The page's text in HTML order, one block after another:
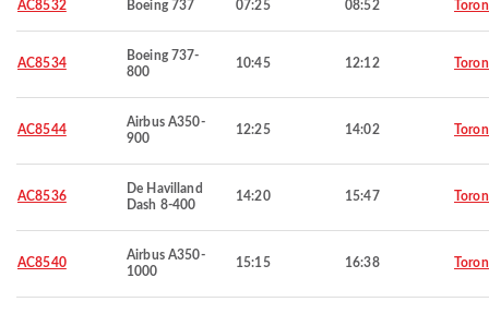
AC8532 Boeing 737 07:25 08:52
AC8534
Boeing 737-
800
10:45 12:12
AC8544
Airbus A350-
900
12:25 14:02
AC8536
De Havilland
Dash 8-400
14:20 15:47
AC8540
Airbus A350-
1000
15:15 16:38